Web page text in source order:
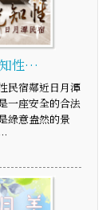
性…
民宿鄰近日月潭
一座安全的合法
綠意盎然的景